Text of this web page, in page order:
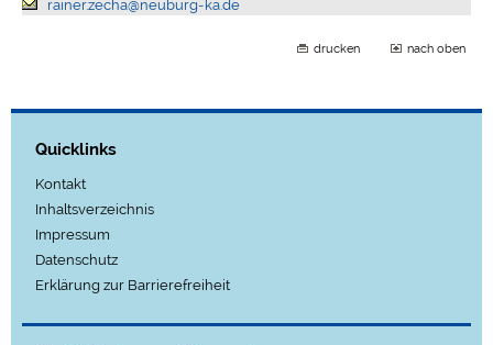
rainer.zecha@neuburg-ka.de
drucken nach oben
Quicklinks
Kontakt
Inhaltsverzeichnis
Impressum
Datenschutz
Erklärung zur Barrierefreiheit